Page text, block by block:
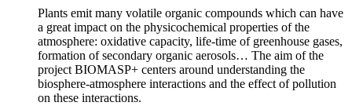
Plants emit many volatile organic compounds which can have
a great impact on the physicochemical properties of the
atmosphere: oxidative capacity, life-time of greenhouse gases,
formation of secondary organic aerosols… The aim of the
project BIOMASP+ centers around understanding the
biosphere-atmosphere interactions and the effect of pollution
on these interactions.